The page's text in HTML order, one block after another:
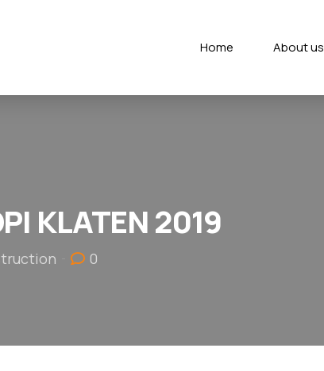
Home About us
KLATEN 2019
0